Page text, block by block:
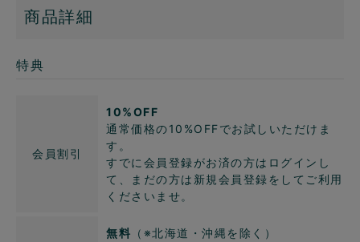
商品詳細
特典
会員割引
10%OFF
通常価格の10%OFFでお試しいただけま
す。
すでに会員登録がお済の方はログインし
て、まだの方は新規会員登録をしてご利用
くださいませ。
無料 （※北海道・沖縄を除く）